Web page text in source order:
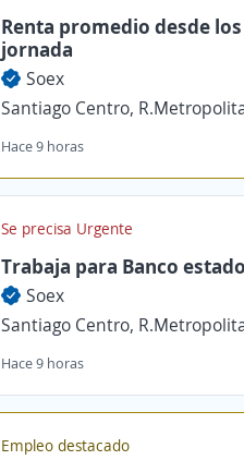
Renta promedio desde
jornada
Soex
Santiago Centro,
Hace 9 horas
Se precisa Urgente
Trabaja para Banco
Soex
Santiago Centro,
Hace 9 horas
Empleo destacado